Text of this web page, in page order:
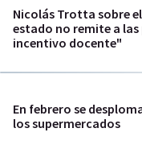
Nicolás Trotta sobre
estado no remite a
incentivo docente"
En febrero se
los supermercados